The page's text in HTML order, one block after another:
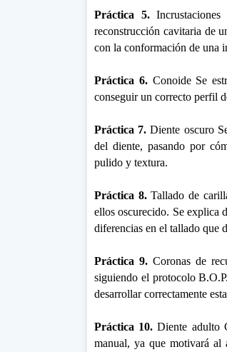
Práctica 5.Incrustaciones
reconstrucción cavitaria de
con la conformación de una
Práctica 6.Conoide Se
conseguir un correcto perfil
Práctica 7. Diente oscuro
del diente, pasando por
pulido y textura.
Práctica 8.Tallado de
ellos oscurecido. Se explica
diferencias en el tallado que
Práctica 9. Coronas de
siguiendo el protocolo
desarrollar correctamente
Práctica 10. Diente adulto
manual, ya que motivará al